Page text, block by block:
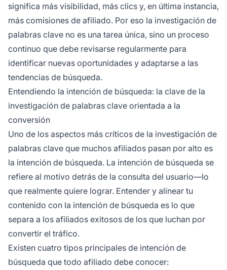
significa más visibilidad, más clics y, en última instancia,
más comisiones de afiliado. Por eso la investigación de
palabras clave no es una tarea única, sino un proceso
continuo que debe revisarse regularmente para
identificar nuevas oportunidades y adaptarse a las
tendencias de búsqueda.
Entendiendo la intención de búsqueda: la clave de la
investigación de palabras clave orientada a la
conversión
Uno de los aspectos más críticos de la investigación de
palabras clave que muchos afiliados pasan por alto es
la intención de búsqueda. La intención de búsqueda se
refiere al motivo detrás de la consulta del usuario—lo
que realmente quiere lograr. Entender y alinear tu
contenido con la intención de búsqueda es lo que
separa a los afiliados exitosos de los que luchan por
convertir el tráfico.
Existen cuatro tipos principales de intención de
búsqueda que todo afiliado debe conocer: